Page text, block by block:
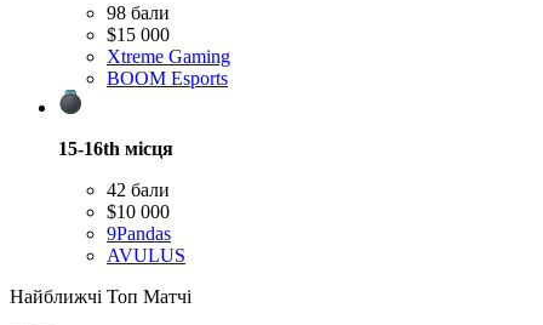
98 бали
$15 000
Xtreme Gaming
BOOM Esports
15-16th місця
42 бали
$10 000
9Pandas
AVULUS
Найближчі Топ Матчі